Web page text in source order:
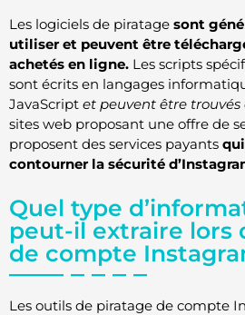
Les logiciels de piratage sont
utiliser et peuvent être
achetés en ligne. Les scripts
sont écrits en langages
JavaScript et peuvent être trouvés
sites web proposant une offre de
proposent des services payants
contourner la sécurité
Quel type
peut-il extraire lors
de compte
Les outils de piratage de compte